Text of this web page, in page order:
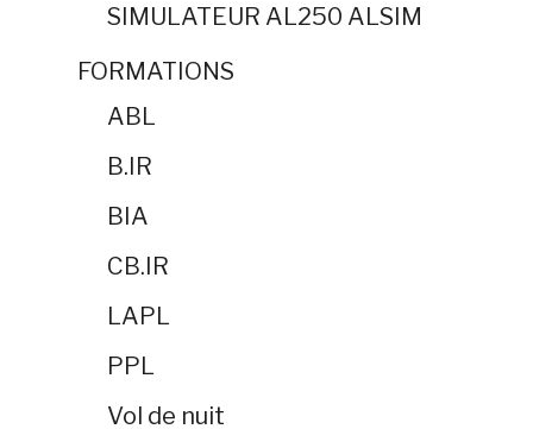
SIMULATEUR AL250 ALSIM
FORMATIONS
ABL
B.IR
BIA
CB.IR
LAPL
PPL
Vol de nuit